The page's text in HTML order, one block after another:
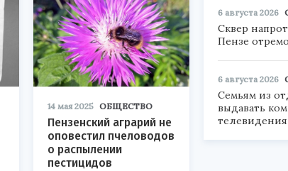
14 мая 2025 ОБЩЕСТВО
Пензенский аграрий не
оповестил пчеловодов
о распылении
пестицидов
6 августа 2026
Сквер
Пензе
6 августа 2026
Семьям из
выдавать
телевидения